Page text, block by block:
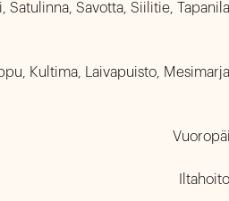
Satulinna, Savotta, Siilitie,
Kultima, Laivapuisto,